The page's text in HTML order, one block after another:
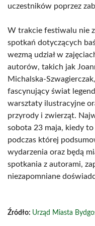
uczestników poprzez
W trakcie festiwalu nie
spotkań dotyczących
wezmą udział w
autorów, takich jak
Michalska-
fascynujący świat
warsztaty ilustracyjne
przyrody i zwierząt.
sobota 23 maja, kiedy
podczas której
wydarzenia oraz będą
spotkania z autorami,
niezapomniane
Źródło: Urząd Miasta